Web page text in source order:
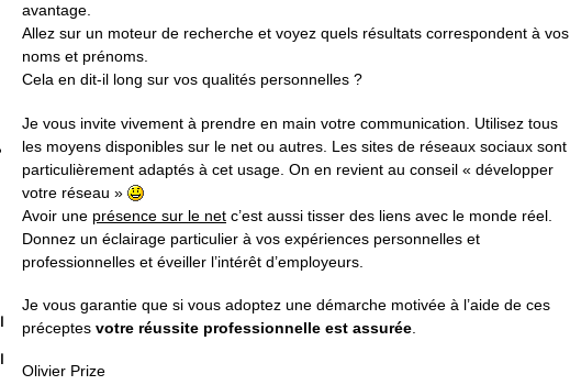
avantage.
Allez sur un moteur de recherche et voyez quels résultats correspondent à vos
noms et prénoms.
Cela en dit-il long sur vos qualités personnelles ?
Je vous invite vivement à prendre en main votre communication. Utilisez tous
les moyens disponibles sur le net ou autres. Les sites de réseaux sociaux sont
particulièrement adaptés à cet usage. On en revient au conseil « développer
votre réseau »
Avoir une présence sur le net c’est aussi tisser des liens avec le monde réel.
Donnez un éclairage particulier à vos expériences personnelles et
professionnelles et éveiller l’intérêt d’employeurs.
Je vous garantie que si vous adoptez une démarche motivée à l’aide de ces
préceptes votre réussite professionnelle est assurée
Olivier Prize